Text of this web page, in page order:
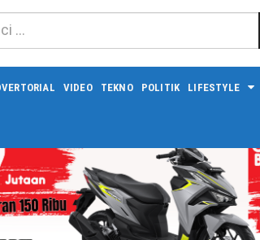
VIDEO TEKNO POLITIK LIFESTYLE